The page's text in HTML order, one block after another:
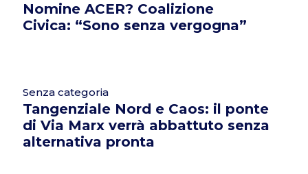
Nomine ACER? Coalizione
Civica: “Sono senza vergogna”
Senza categoria
Tangenziale Nord e Caos: il ponte
di Via Marx verrà abbattuto senza
alternativa pronta